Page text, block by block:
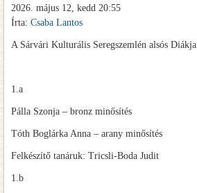
2026. május 12, kedd 20:55
Írta: Csaba Lantos
A Sárvári Kulturális Seregszemlén alsós
1.a
Pálla Szonja – bronz minősítés
Tóth Boglárka Anna – arany minősítés
Felkészítő tanáruk: Tricsli-Boda Judit
1.b